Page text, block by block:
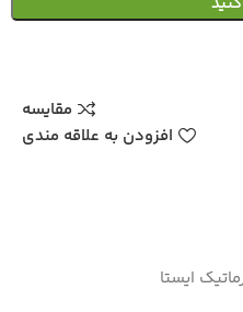
مقایسه
افزودن به علاقه مندی
ایستا